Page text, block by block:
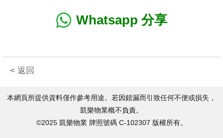
Whatsapp 分享
< 返回
本網頁所提供資料僅作參考用途。若因錯漏而引致任何不便或損失，
凱樂物業概不負責。
©2025 凱樂物業 牌照號碼 C-102307 版權所有。